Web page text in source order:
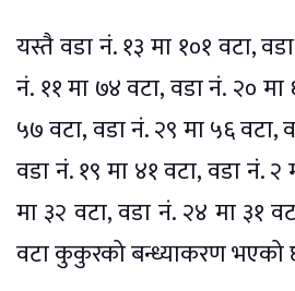
यस्तै वडा नं. १३ मा १०१ वटा,
नं. ११ मा ७४ वटा, वडा नं. २० मा
५७ वटा, वडा नं. २९ मा ५६ वटा,
वडा नं. १९ मा ४१ वटा, वडा नं. २
मा ३२ वटा, वडा नं. २४ मा ३१
वटा कुकुरको बन्ध्याकरण भएको